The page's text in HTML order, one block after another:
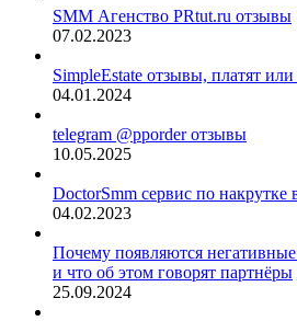
SMM Агенство PRtut.ru отзывы
07.02.2023
SimpleEstate отзывы, платят или
04.01.2024
telegram @pporder отзывы
10.05.2025
DoctorSmm сервис по накрутке
04.02.2023
Почему появляются
и что об этом говорят партнёры
25.09.2024